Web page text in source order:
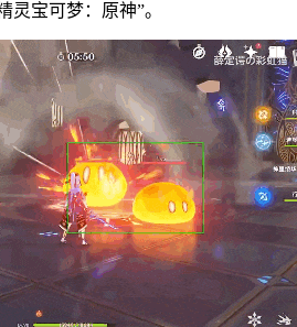
灵宝可梦：原神”。